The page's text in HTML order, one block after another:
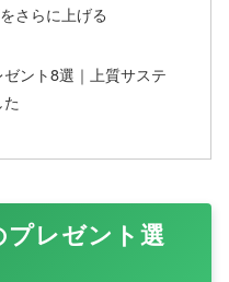
さらに上げる
ント8選｜上質サステ
レゼント選